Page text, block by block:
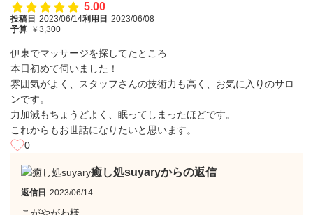
5.00
投稿日 2023/06/14利用日 2023/06/08
予算 ￥3,300
伊東でマッサージを探してたところ
本日初めて伺いました！
雰囲気がよく、スタッフさんの技術力も高く、お気に入りのサロ
ンです。
力加減もちょうどよく、眠ってしまったほどです。
これからもお世話になりたいと思います。
0
癒し処suyaryからの返信
返信日 2023/06/14